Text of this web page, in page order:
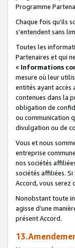
Programme
Chaque fois qu’ils
s'entendent sans
Toutes les
Partenaires et qui
« Informations
mesure où leur
entités ayant
contenues dans la
obligation de
ou communication
divulgation ou de
Vous et nous
entreprise
nos sociétés
sociétés affiliées.
Accord, vous serez
Nonobstant toute
agisse d’une
présent Accord.